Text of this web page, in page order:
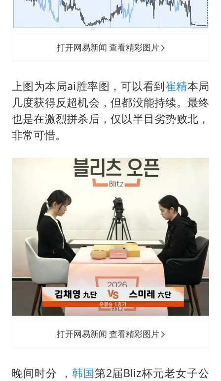
打开网易新闻 查看精彩图片
上图为本局ai胜率图，可以看到崔精本局
几度获得反超机会，但都没能持续。最终
也是在激烈拼杀后，仅以半目劣势败北，
非常可惜。
打开网易新闻 查看精彩图片
晚间时分 ， 韩国第2届Bliz杯元老女子公